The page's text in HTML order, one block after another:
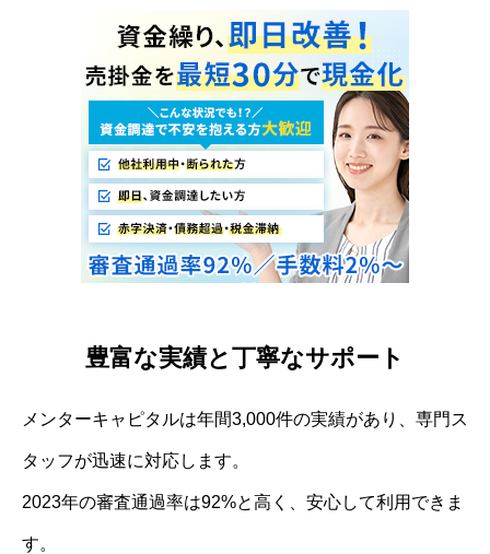
豊富な実績と丁寧なサポート
メンターキャピタルは年間3,000件の実績があり、専門ス
タッフが迅速に対応します。
2023年の審査通過率は92%と高く、安心して利用できま
す。